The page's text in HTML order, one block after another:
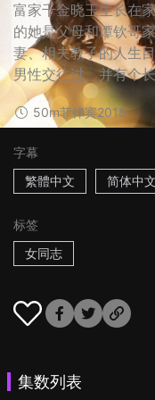
富家千金晓玉生长在
的她是父母和谭钦哥
妻、相夫教子的人生
男性交往过、并有个
50m菲律宾2015
字幕
繁體中文
简体中文
标签
女同志
集数列表